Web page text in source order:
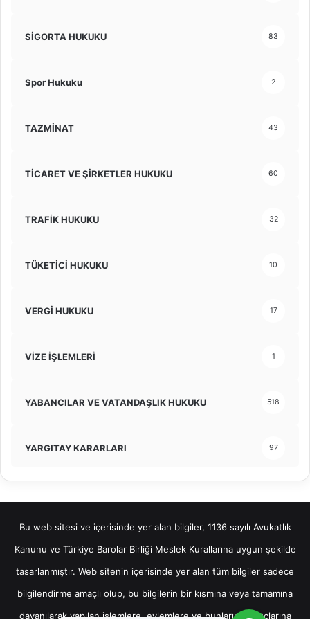
SİGORTA HUKUKU 83
Spor Hukuku 2
TAZMİNAT 43
TİCARET VE ŞİRKETLER HUKUKU 60
TRAFİK HUKUKU 32
TÜKETİCİ HUKUKU 10
VERGİ HUKUKU 17
VİZE İŞLEMLERİ 1
YABANCILAR VE VATANDAŞLIK HUKUKU 518
YARGITAY KARARLARI 97
Bu web sitesi ve içerisinde yer alan bilgiler, 1136 sayılı Avukatlık
Kanunu ve Türkiye Barolar Birliği Meslek Kurallarına uygun şekilde
tasarlanmıştır. Web sitenin içerisinde yer alan tüm bilgiler sadece
bilgilendirme amaçlı olup, bu bilgilerin bir kısmına veya tamamına
dayanılarak yapılan işlemlere, eylemlere ve bunların sonuçlarına